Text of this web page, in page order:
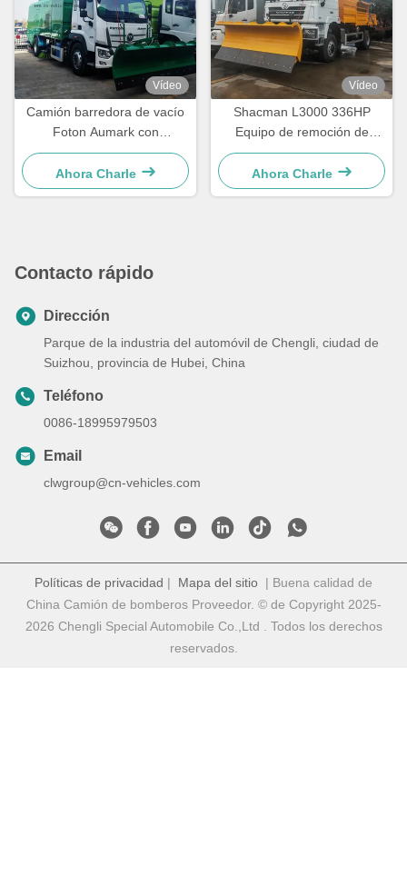
Vídeo
Camión barredora de vacío
Foton Aumark con
quitanieves
Ahora Charle
Vídeo
Shacman L3000 336HP
Equipo de remoción de
nieve para excavadores de
nieve
Ahora Charle
Contacto rápido
Dirección
Parque de la industria del automóvil de Chengli, ciudad de
Suizhou, provincia de Hubei, China
Teléfono
0086-18995979503
Email
clwgroup@cn-vehicles.com
Políticas de privacidad | Mapa del sitio | Buena calidad de
China Camión de bomberos Proveedor. © de Copyright 2025-
2026 Chengli Special Automobile Co.,Ltd . Todos los derechos
reservados.